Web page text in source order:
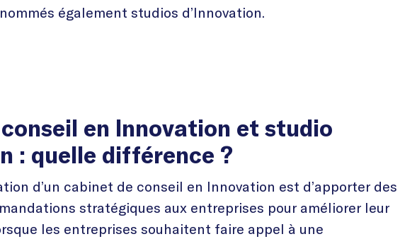
également studios d’Innovation.
en Innovation et studio
: quelle différence ?
d’un cabinet de conseil en Innovation est d’apporter des
stratégiques aux entreprises pour améliorer leur
les entreprises souhaitent faire appel à une